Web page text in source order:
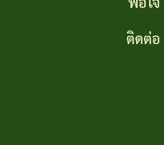
ผลิตภัณฑ์
ติดต่อ